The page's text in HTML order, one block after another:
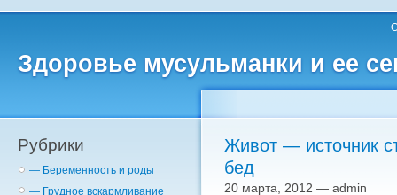
Здоровье мусульманки и ее
Рубрики
— Беременность и роды
— Грудное вскармливание
Живот — источник
бед
20 марта, 2012 — admin